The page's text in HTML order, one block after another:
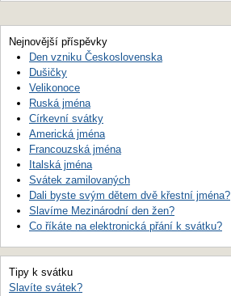
Nejnovější příspěvky
Den vzniku Československa
Dušičky
Velikonoce
Ruská jména
Církevní svátky
Americká jména
Francouzská jména
Italská jména
Svátek zamilovaných
Dali byste svým dětem dvě křestní jména?
Slavíme Mezinárodní den žen?
Co říkáte na elektronická přání k svátku?
Tipy k svátku
Slavíte svátek?